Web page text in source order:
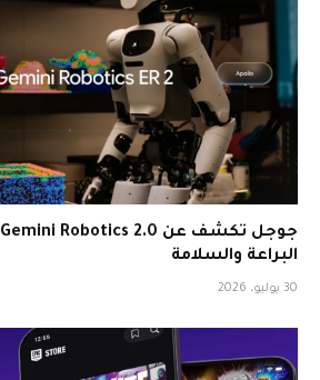
البراعة والسلامة
30 يوليو، 2026